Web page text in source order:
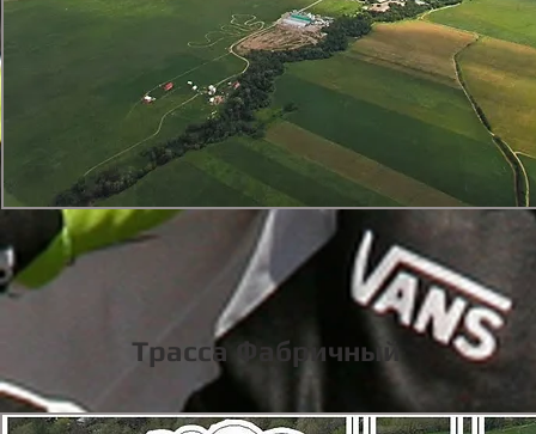
Трасса Фабричный